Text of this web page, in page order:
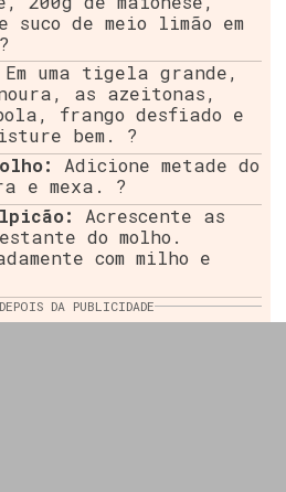
de meio limão em
Em uma tigela grande,
as azeitonas,
frango desfiado e
bem. ?
Adicione metade do
e mexa. ?
Acrescente as
do molho.
com milho e
DA PUBLICIDADE